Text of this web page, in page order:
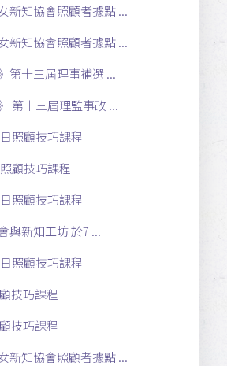
新知協會照顧者據點 ...
新知協會照顧者據點 ...
第十三屆理事補選 ...
第十三屆理監事改 ...
照顧技巧課程
顧技巧課程
照顧技巧課程
與新知工坊 於7 ...
照顧技巧課程
技巧課程
技巧課程
新知協會照顧者據點 ...